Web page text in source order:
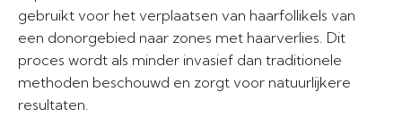
gebruikt voor het verplaatsen van haarfollikels van
een donorgebied naar zones met haarverlies. Dit
proces wordt als minder invasief dan traditionele
methoden beschouwd en zorgt voor natuurlijkere
resultaten.